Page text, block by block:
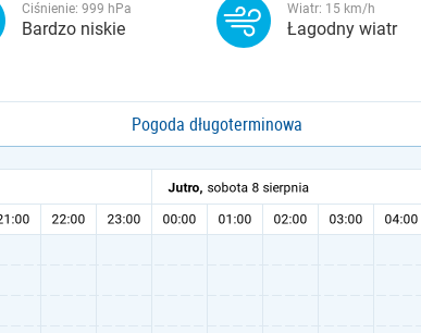
Ciśnienie: 999 hPa
Bardzo niskie
Wiatr: 15 km/h
Łagodny wiatr
Pogoda długoterminowa